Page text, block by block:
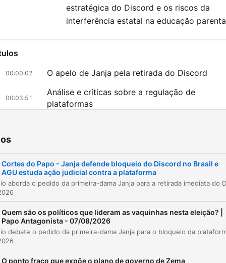
Siga O Antagonista no X:
Acompanhe O Antagonista
canal do WhatsApp.
https://whatsapp.com/
Leia mais em
www.oantagonista.com.br
estratégica do Discord e os riscos da
interferência estatal na educação
00:00:02 O apelo de Janja pela retirada do Discord
00:03:51
Análise e críticas sobre a regulação de
plataformas
00:17:15
00:23:53 Interação com o público e enquete
clic en un capítulo para ir directamente a ese momento
A gente precisa encontrar instrumentos para isso
acontecer, ministro. Eu não posso aceitar ver uma
Cortes do Papo - Janja defende bloqueio do Discord no Brasil e
AGU estuda ação judicial contra a plataforma
Quem são os políticos que lideram as vaquinhas nesta eleição? |
Papo Antagonista - 07/08/2026
O ponto fraco que expõe o plano de governo de Zema